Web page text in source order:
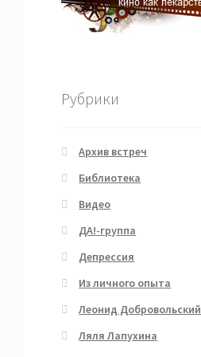
Рубрики
Архив встреч
Библиотека
Видео
ДА!-группа
Депрессия
Из личного опыта
Леонид Добровольский
Ляля Лапухина